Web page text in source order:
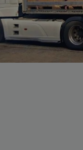
Gerne wieder